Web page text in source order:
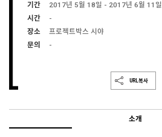
기간
2017년 5월 18일 - 2017년 6월 11일
시간
-
장소
프로젝트박스 시야
문의
-
URL복사
소개